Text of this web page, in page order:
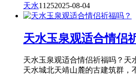
天水11252025-08-04
天水玉泉观适合情侣
天水玉泉观适合情侣祈福吗？天
天水城北天靖山麓的古建筑群，